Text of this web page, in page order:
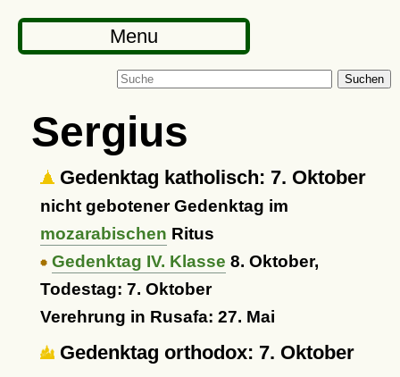
Menu
Suchen
Sergius
Gedenktag katholisch: 7. Oktober
nicht gebotener Gedenktag im
mozarabischen Ritus
Gedenktag IV. Klasse 8. Oktober,
Todestag: 7. Oktober
Verehrung in Rusafa: 27. Mai
Gedenktag orthodox: 7. Oktober